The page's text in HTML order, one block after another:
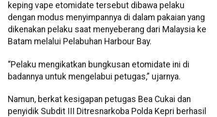
keping vape etomidate tersebut dibawa pelaku
dengan modus menyimpannya di dalam pakaian yang
dikenakan pelaku saat menyeberang dari Malaysia ke
Batam melalui Pelabuhan Harbour Bay.
“Pelaku mengikatkan bungkusan etomidate ini di
badannya untuk mengelabui petugas,” ujarnya.
Namun, berkat kesigapan petugas Bea Cukai dan
penyidik Subdit III Ditresnarkoba Polda Kepri berhasil